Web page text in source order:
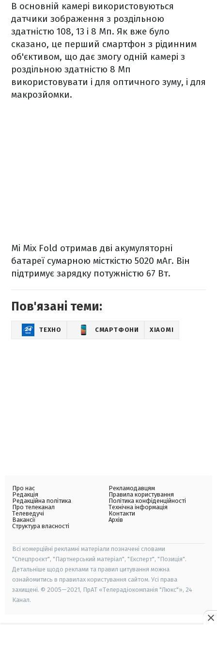
В основній камері використовуються
датчики зображення з роздільною
здатністю 108, 13 і 8 Мп. Як вже було
сказано, це перший смартфон з рідинним
об'єктивом, що дає змогу одній камері з
роздільною здатністю 8 Мп
використовувати і для оптичного зуму, і для
макрозйомки.
Mi Mix Fold отримав дві акумуляторні
батареї сумарною місткістю 5020 мАг. Він
підтримує зарядку потужністю 67 Вт.
Пов'язані теми:
ТЕХНО СМАРТФОНИ XIAOMI
Про нас
Редакція
Редакційна політика
Про телеканал
Телеведучі
Вакансії
Структура власності
Рекламодавцям
Правила користування
Політика конфіденційності
Технічна інформація
Контакти
Архів
Всі комерційні рекламні матеріали позначені словами
"Спецпроєкт", "Партнерський матеріал", "Експерт", "Позиція".
Детальніше щодо реклами та правил цитування можна
ознайомитись в правилах користування сайтом. Усі права
захищені. © 2005—2021, ПрАТ «Телерадіокомпанія "Люкс"», 24
Канал.